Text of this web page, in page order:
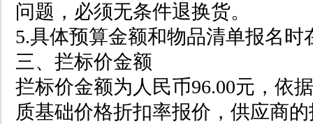
问题，必须无条件退换货。
5.具体预算金额和物品清单报名时
三、拦标价金额
拦标价金额为人民币96.00元，依
质基础价格折扣率报价，供应商